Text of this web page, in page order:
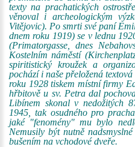
texty na prachatických
věnoval i archeologickým
Vitějovic). Po smrti své paní
dnem roku 1919) se v lednu
(Primatorgasse, dnes
Kostelním náměstí
spiritistický kroužek a
pochází i naše přeložená
roku 1928 tiskem místní firmy
hřbitově u sv. Petra dal
Libínem skonal v nedožitých
1945, tak osudného pro
jaké "fenomény" mu bylo
Nemusily být nutně
bušením na vchodové dveře.